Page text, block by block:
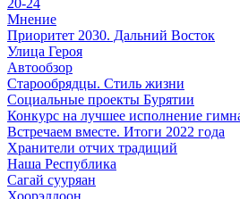
Мнение
Приоритет 2030. Дальний Восток
Улица Героя
Автообзор
Старообрядцы. Cтиль жизни
Социальные проекты Бурятии
Конкурс на лучшее исполнение
Встречаем вместе. Итоги 2022 года
Хранители отчих традиций
Наша Республика
Сагай сууряан
Хоорэлдоон